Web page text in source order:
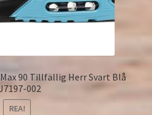
90 Tillfällig Herr Svart Blå
002
REA!